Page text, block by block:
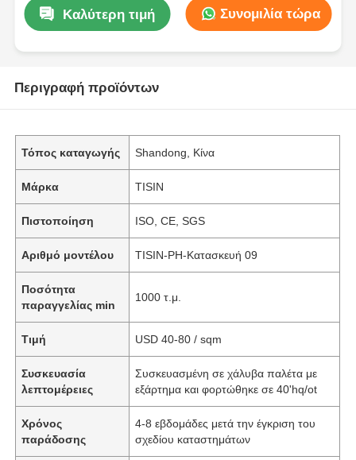
Καλύτερη τιμή Συνομιλία τώρα
Περιγραφή προϊόντων
Τόπος καταγωγής Shandong, Κίνα
Μάρκα TISIN
Πιστοποίηση ISO, CE, SGS
Αριθμό μοντέλου TISIN-PH-Κατασκευή 09
Ποσότητα
παραγγελίας min
1000 τ.μ.
Τιμή USD 40-80 / sqm
Συσκευασία
λεπτομέρειες
Συσκευασμένη σε χάλυβα παλέτα με
εξάρτημα και φορτώθηκε σε 40'hq/ot
Χρόνος
παράδοσης
4-8 εβδομάδες μετά την έγκριση του
σχεδίου καταστημάτων